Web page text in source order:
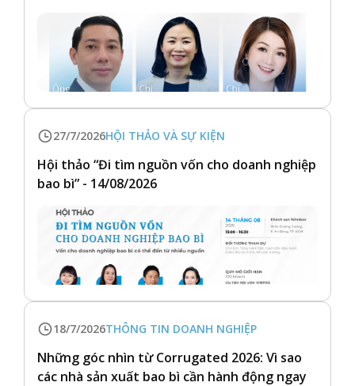
27/7/2026HỘI THẢO VÀ SỰ KIỆN
Hội thảo “Đi tìm nguồn vốn cho doanh nghiệp
bao bì” - 14/08/2026
18/7/2026THÔNG TIN DOANH NGHIỆP
Những góc nhìn từ Corrugated 2026: Vì sao
các nhà sản xuất bao bì cần hành động ngay